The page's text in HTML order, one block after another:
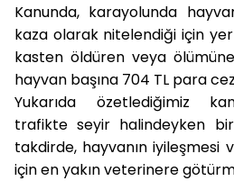
Kanunda, karayolunda
kaza olarak nitelendiği için
kasten öldüren veya
hayvan başına 704 TL para
Yukarıda özetlediğimiz
trafikte seyir halindeyken bir
takdirde, hayvanın iyileşmesi
için en yakın veterinere